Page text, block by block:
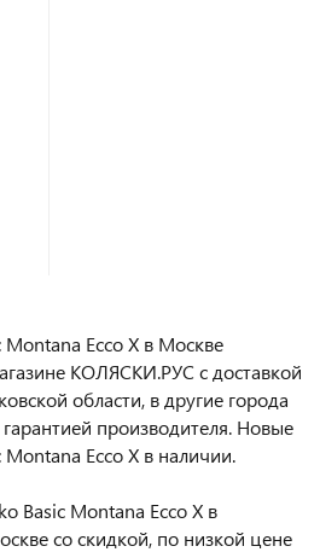
Montana Ecco X в Москве
КОЛЯСКИ.РУС с доставкой
области, в другие города
производителя. Новые
Ecco X в наличии.
Basic Montana Ecco X в
со скидкой, по низкой цене